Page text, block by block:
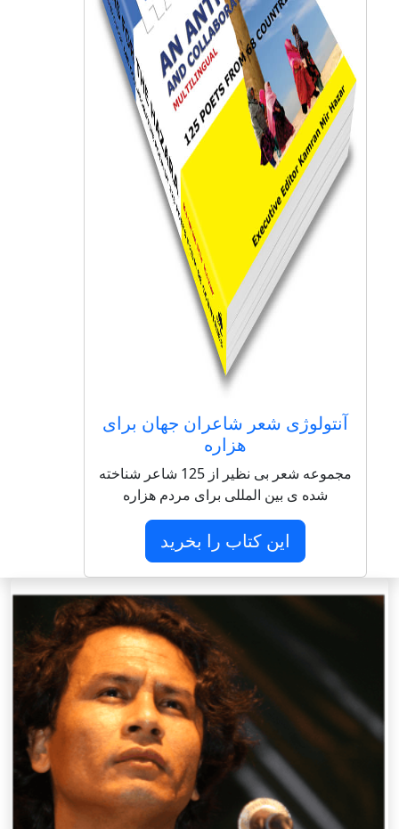
آنتولوژی شعر شاعران جهان برای
هزاره
مجموعه شعر بی نظیر از 125 شاعر شناخته
شده ی بین المللی برای مردم هزاره
این کتاب را بخرید